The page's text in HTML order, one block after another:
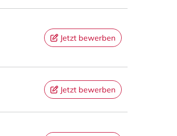
Jetzt bewerben
Jetzt bewerben